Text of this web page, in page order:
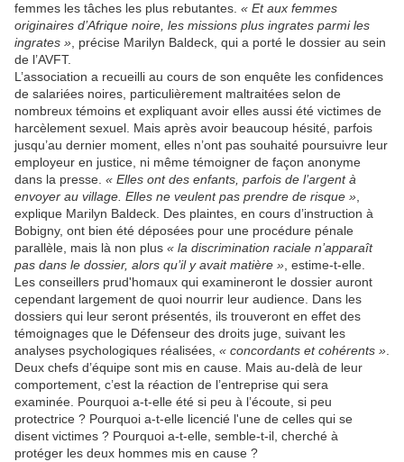
femmes les tâches les plus rebutantes. « Et aux femmes
originaires d’Afrique noire, les missions plus ingrates parmi les
ingrates » , précise Marilyn Baldeck, qui a porté le dossier au sein
de l’AVFT.
L’association a recueilli au cours de son enquête les confidences
de salariées noires, particulièrement maltraitées selon de
nombreux témoins et expliquant avoir elles aussi été victimes de
harcèlement sexuel. Mais après avoir beaucoup hésité, parfois
jusqu’au dernier moment, elles n’ont pas souhaité poursuivre leur
employeur en justice, ni même témoigner de façon anonyme
dans la presse. « Elles ont des enfants, parfois de l’argent à
envoyer au village. Elles ne veulent pas prendre de risque »
explique Marilyn Baldeck. Des plaintes, en cours d’instruction à
Bobigny, ont bien été déposées pour une procédure pénale
parallèle, mais là non plus « la discrimination raciale n’apparaît
pas dans le dossier, alors qu’il y avait matière » , estime-t-elle.
Les conseillers prud'homaux qui examineront le dossier auront
cependant largement de quoi nourrir leur audience. Dans les
dossiers qui leur seront présentés, ils trouveront en effet des
témoignages que le Défenseur des droits juge, suivant les
analyses psychologiques réalisées, « concordants et cohérents »
Deux chefs d’équipe sont mis en cause. Mais au-delà de leur
comportement, c’est la réaction de l’entreprise qui sera
examinée. Pourquoi a-t-elle été si peu à l’écoute, si peu
protectrice ? Pourquoi a-t-elle licencié l'une de celles qui se
disent victimes ? Pourquoi a-t-elle, semble-t-il, cherché à
protéger les deux hommes mis en cause ?